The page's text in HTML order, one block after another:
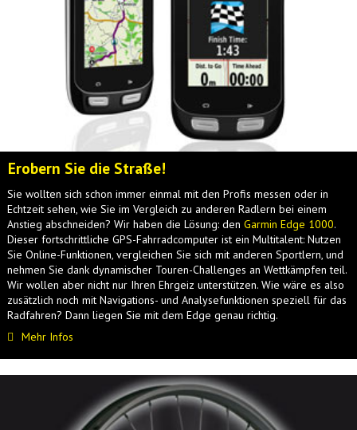
Erobern Sie die Straße!
Sie wollten sich schon immer einmal mit den Profis messen oder in
Echtzeit sehen, wie Sie im Vergleich zu anderen Radlern bei einem
Anstieg abschneiden? Wir haben die Lösung: den Garmin Edge 1000.
Dieser fortschrittliche GPS-Fahrradcomputer ist ein Multitalent: Nutzen
Sie Online-Funktionen, vergleichen Sie sich mit anderen Sportlern, und
nehmen Sie dank dynamischer Touren-Challenges an Wettkämpfen teil.
Wir wollen aber nicht nur Ihren Ehrgeiz unterstützen. Wie wäre es also
zusätzlich noch mit Navigations- und Analysefunktionen speziell für das
Radfahren? Dann liegen Sie mit dem Edge genau richtig.
Mehr Infos